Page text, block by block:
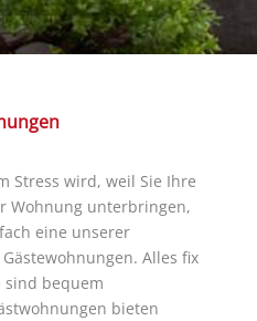
Stress wird, weil Sie Ihre
Wohnung unterbringen,
eine unserer
Alles fix
sind bequem
bieten